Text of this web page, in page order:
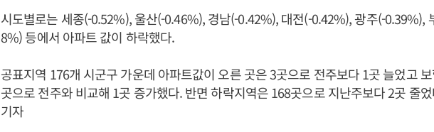
시도별로는 세종(-0.52%), 울산(-0.46%), 경남(-0.42%), 대전(-0.42%), 광주(-0.39%),
8%) 등에서 아파트 값이 하락했다.
공표지역 176개 시군구 가운데 아파트값이 오른 곳은 3곳으로 전주보다 1곳 늘었고
곳으로 전주와 비교해 1곳 증가했다. 반면 하락지역은 168곳으로 지난주보다 2곳 줄
기자